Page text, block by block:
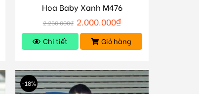
Hoa Baby Xanh M476
2.250.000₫ 2.000.000₫
Chi tiết Giỏ hàng
-18%